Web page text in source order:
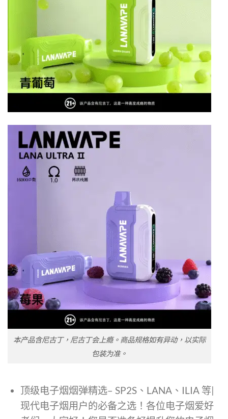
本产品含尼古丁，尼古丁会上瘾。商品规格如有异动，以实际
包装为准。
顶级电子烟烟弹精选– SP2S、LANA、ILIA 等|
现代电子烟用户的必备之选！各位电子烟爱好